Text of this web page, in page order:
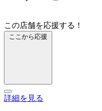
この店舗を応援する！
ここから応援
詳細を見る